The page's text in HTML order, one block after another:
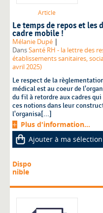
Article
Le temps de repos et
cadre mobile !
Mélanie Dupé |
DansSanté RH - la lettre des
établissements sanitaires,
avril 2025)
Le respect de la
médical est au coeur de
du fil à retordre aux cadres
ces notions dans leur
l'organisa[...]
Plus d'information...
Ajouter à ma sélection
Dispo
nible